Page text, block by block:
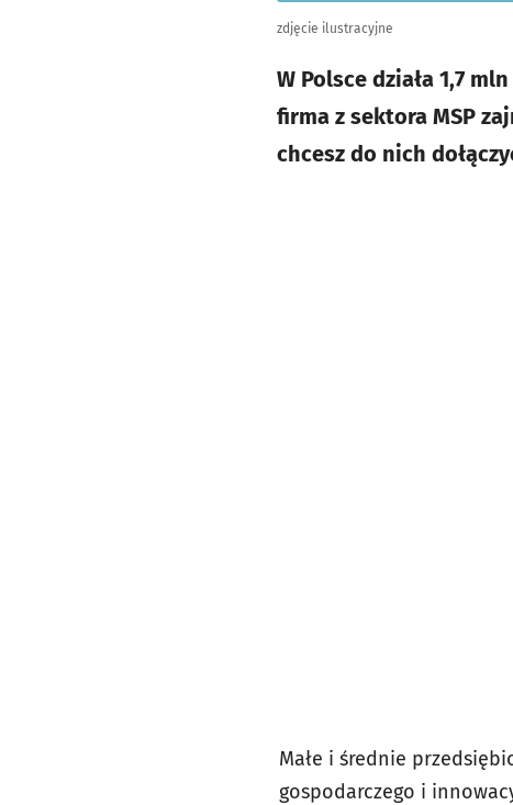
zdjęcie ilustracyjne
W Polsce działa 1,7
firma z sektora MSP
chcesz do nich
Małe i średnie
gospodarczego i